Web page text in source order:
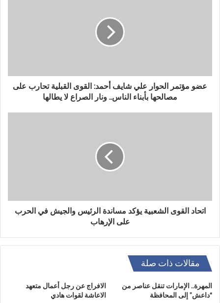
عضو مؤتمر الحوار علي شايف أحمد: القوى القبلية تحارب على
مصالحها بأبناء الناس.. ونار الصراع لا يطالها
اتحاد القوى الشعبية يؤكد مساندة الرئيس والجيش في الحرب
على الإرهاب
مقالات ذات صلة
المهرة.. الإمارات تنقل عناصر من
“داعش” إلى المحافظة
الافراج عن رجل أعمال متعهد
الاعاشة لقوات هادي